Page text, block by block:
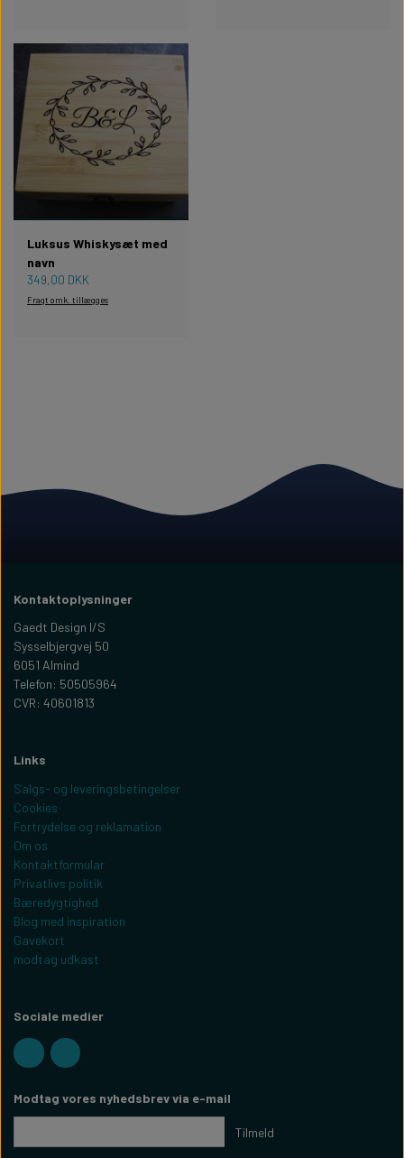
Luksus Whiskysæt med
navn
349,00 DKK
Fragt omk. tillægges
Kontaktoplysninger
Gaedt Design I/S
Sysselbjergvej 50
6051 Almind
Telefon: 50505964
CVR: 40601813
Links
Salgs- og leveringsbetingelser
Cookies
Fortrydelse og reklamation
Om os
Kontaktformular
Privatlivs politik
Bæredygtighed
Blog med inspiration
Gavekort
modtag udkast
Sociale medier
Modtag vores nyhedsbrev via e-mail
Tilmeld